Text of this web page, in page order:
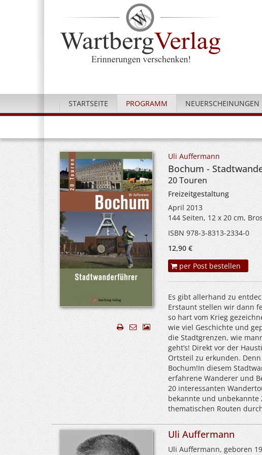
STARTSEITE PROGRAMM NEUERSCHEINUNGEN
Uli Auffermann
Bochum -
20 Touren
Freizeitgestaltung
April 2013
144 Seiten, 12 x 20 cm,
ISBN 978-3-8313-2334-0
12,90 €
per Post bestellen
Es gibt allerhand zu
Erstaunt stellen wir dann
so hart vom Krieg
wie viel Geschichte und
die Stadtgrenzen, wie
geht’s! Direkt vor der
Ortsteil zu erkunden.
Bochum!In diesem
erfahrene Wanderer und
20 interessanten
bekannte und
thematischen Routen
Uli Auffermann
Uli Auffermann, geboren